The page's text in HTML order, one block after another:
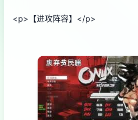
<p>【进攻阵容】</p>